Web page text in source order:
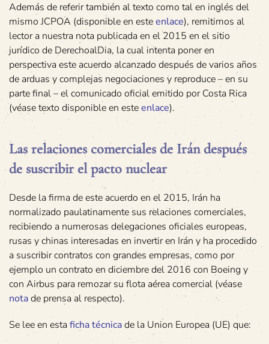
Además de referir también al texto como tal en inglés del
mismo JCPOA (disponible en esteenlace), remitimos al
lector a nuestra nota publicada en el 2015 en el sitio
jurídico de DerechoalDia, la cual intenta poner en
perspectiva este acuerdo alcanzado después de varios años
de arduas y complejas negociaciones y reproduce – en su
parte final – el comunicado oficial emitido por Costa Rica
(véase texto disponible en esteenlace).
Las relaciones comerciales de Irán después
de suscribir el pacto nuclear
Desde la firma de este acuerdo en el 2015, Irán ha
normalizado paulatinamente sus relaciones comerciales,
recibiendo a numerosas delegaciones oficiales europeas,
rusas y chinas interesadas en invertir en Irán y ha procedido
a suscribir contratos con grandes empresas, como por
ejemplo un contrato en diciembre del 2016 con Boeing y
con Airbus para remozar su flota aérea comercial (véase
notade prensa al respecto).
Se lee en estaficha técnicade la Union Europea (UE) que: